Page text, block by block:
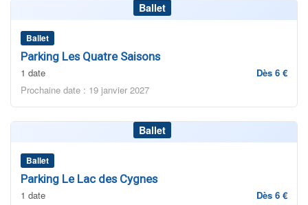
Ballet
Ballet
Parking Les Quatre Saisons
1 date
Dès 6 €
Prochaine date : 19 janvier 2027
Ballet
Ballet
Parking Le Lac des Cygnes
1 date Dès 6 €